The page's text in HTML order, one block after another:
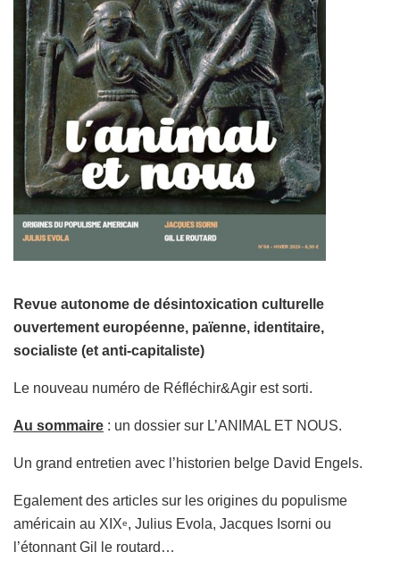
Revue autonome de désintoxication culturelle
ouvertement européenne, païenne, identitaire,
socialiste (et anti-capitaliste)
Le nouveau numéro de Réfléchir&Agir est sorti.
Au sommaire : un dossier sur L’ANIMAL ET NOUS.
Un grand entretien avec l’historien belge David Engels.
Egalement des articles sur les origines du populisme
américain au XIXe, Julius Evola, Jacques Isorni ou
l’étonnant Gil le routard…